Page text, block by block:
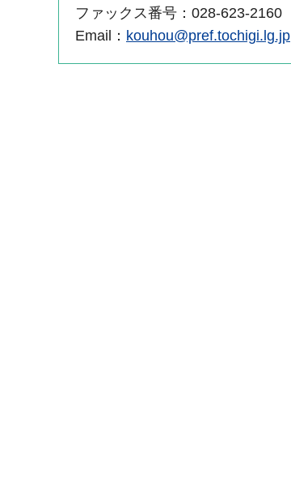
ファックス番号：028-623-2160
Email： kouhou@pref.tochigi.lg.jp